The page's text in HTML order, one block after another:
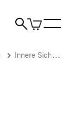
Suche
Artikel
im
Innere Sicherheit